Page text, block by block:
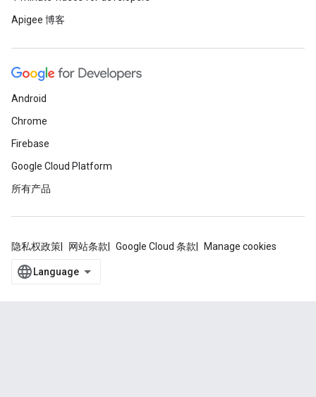
Apigee 博客
Android
Chrome
Firebase
Google Cloud Platform
所有产品
隐私权政策 网站条款 Google Cloud 条款 Manage cookies